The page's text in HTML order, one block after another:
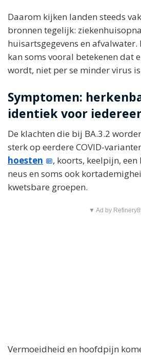
Daarom kijken landen steeds
bronnen tegelijk:
huisartsgegevens en afvalwater.
kan soms vooral betekenen dat
wordt, niet per se minder virus
Symptomen:
identiek voor
De klachten die bij BA.3.2
sterk op eerdere COVID-
hoesten
, koorts, keelpijn,
neus en soms ook
kwetsbare groepen.
▼ Ad by
Vermoeidheid en hoofdpijn